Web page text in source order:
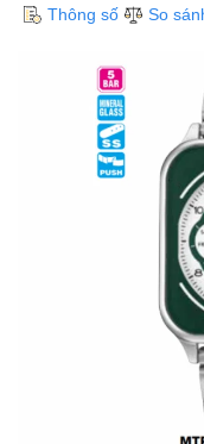
Thông số So